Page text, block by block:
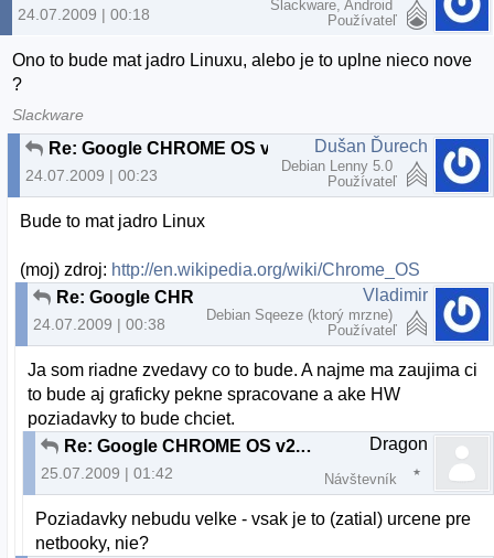
24.07.2009 | 00:18
Slackware, Android
Používateľ
Ono to bude mat jadro Linuxu, alebo je to uplne nieco nove
?
Slackware
24.07.2009 | 00:23
Dušan Ďurech
Debian Lenny 5.0
Používateľ
Bude to mat jadro Linux
(moj) zdroj: http://en.wikipedia.org/wiki/Chrome_OS
24.07.2009 | 00:38
Vladimir
Debian Sqeeze (ktorý mrzne)
Používateľ
Ja som riadne zvedavy co to bude. A najme ma zaujima ci
to bude aj graficky pekne spracovane a ake HW
poziadavky to bude chciet.
Re: Google CHROME OS v2.00 beta
25.07.2009 | 01:42
Dragon
Návštevník
Poziadavky nebudu velke - vsak je to (zatial) urcene pre
netbooky, nie?